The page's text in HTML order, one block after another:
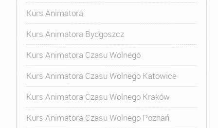
Kurs Animatora
Kurs Animatora Bydgoszcz
Kurs Animatora Czasu Wolnego
Kurs Animatora Czasu Wolnego Katowice
Kurs Animatora Czasu Wolnego Kraków
Kurs Animatora Czasu Wolnego Poznań